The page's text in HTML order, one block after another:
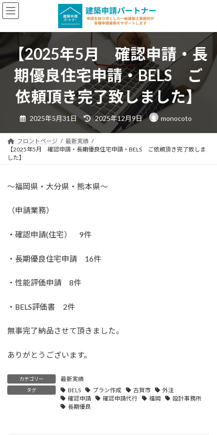
コ
ン
ス
ナ
ビ
ン
【2025年5月 確認申請・長
期優良住宅申請・BELS ご
依頼頂き完了致しました】
2025年5月31日
最
終
更
新
時
:
2025年12月9日 monocoto
フロントページ
最新実績
【2025年5月 確認申請・長期優良住宅申請・BELS ご依頼頂き完了致しま
した】
～福岡県・大分県・熊本県～
（申請業務）
・確認申請(住宅） 9件
・長期優良住宅申請 16件
・性能評価申請 8件
・BELS評価書 2件
無事完了納品させて頂きました。
ありがとうございます。
カテゴリー 最新実績
タグ BELS プラン作成 古賀市
外注
確認申請
確認申請代行 福岡
設計事務所
長期優良